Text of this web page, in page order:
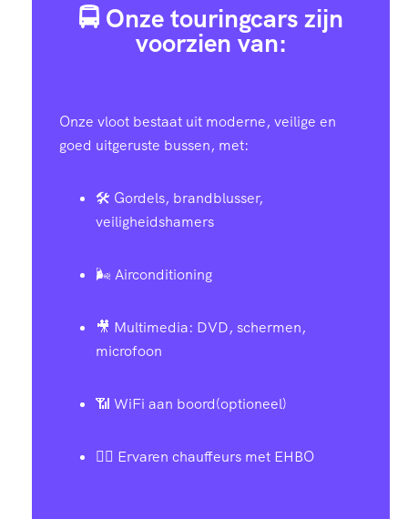
🚍 Onze touringcars zijn
voorzien van:
Onze vloot bestaat uit moderne, veilige en
goed uitgeruste bussen, met:
🛠️ Gordels, brandblusser,
veiligheidshamers
🌬️ Airconditioning
🎥 Multimedia: DVD, schermen,
microfoon
📶 WiFi aan boord(optioneel)
👨‍✈️ Ervaren chauffeurs met EHBO